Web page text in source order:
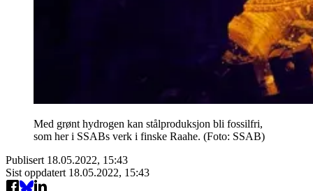
Med grønt hydrogen kan stålproduksjon bli fossilfri,
som her i SSABs verk i finske Raahe. (Foto: SSAB)
Publisert 18.05.2022, 15:43
Sist oppdatert 18.05.2022, 15:43